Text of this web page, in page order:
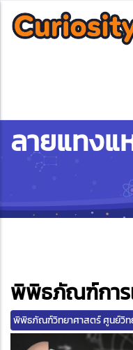
ลายแทงแ
พิพิธภัณฑ์การ
พิพิธภัณฑ์วิทยาศาสตร์ ศูนย์วิท